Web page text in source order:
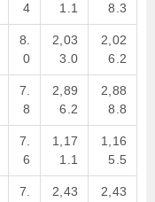
4
1.1
8.3
8.
0
2,03
3.0
2,02
6.2
7.
8
2,89
6.2
2,88
8.8
7.
6
1,17
1.1
1,16
5.5
7.
2,43
2,43